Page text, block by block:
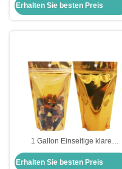
Snacks
Erhalten Sie besten Preis
1 Gallon Einseitige klare
Fensterrückseite Metallische
goldene wieder verschließbare
Erhalten Sie besten Preis